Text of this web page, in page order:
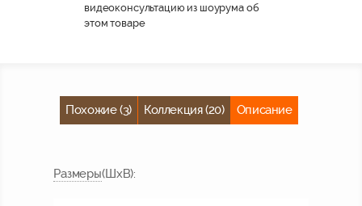
видеоконсультацию из шоурума об
этом товаре
Похожие (3) Коллекция (20) Описание
Размеры(ШхВ):